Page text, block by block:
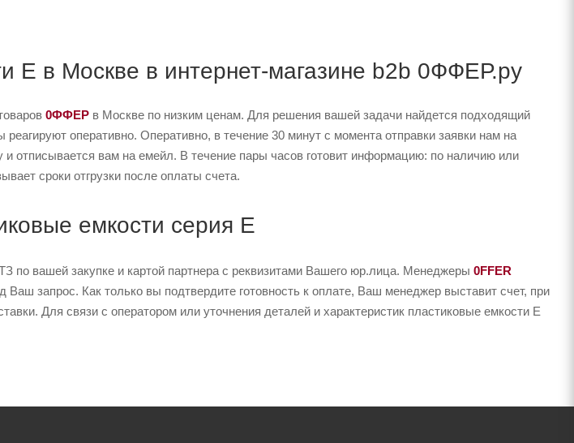
E в Москве в интернет-магазине b2b 0ФФЕР.ру
0ФФЕР в Москве по низким ценам. Для решения вашей задачи найдется подходящий
оперативно. Оперативно, в течение 30 минут с момента отправки заявки нам на
и отписывается вам на емейл. В течение пары часов готовит информацию: по наличию или
сроки отгрузки после оплаты счета.
емкости серия E
по вашей закупке и картой партнера с реквизитами Вашего юр.лица. Менеджеры 0FFER
запрос. Как только вы подтвердите готовность к оплате, Ваш менеджер выставит счет, при
Для связи с оператором или уточнения деталей и характеристик пластиковые емкости E